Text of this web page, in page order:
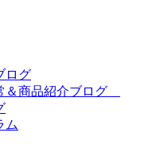
ログ
商品紹介ブログ
ム